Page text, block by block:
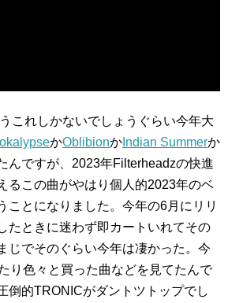
これしかないでしょうぐらい今年大
かOblibionか Indian Summerか
んですが、2023年Filterheadzの快進
るこの曲がやはり個人的2023年のベ
ことになりました。今年の6月にリリ
たときに迷わず即カートいれてその
じでそのぐらい今年は凄かった。今
り色々と買った曲などを見てたんで
倒的TRONICがダントツトップでし